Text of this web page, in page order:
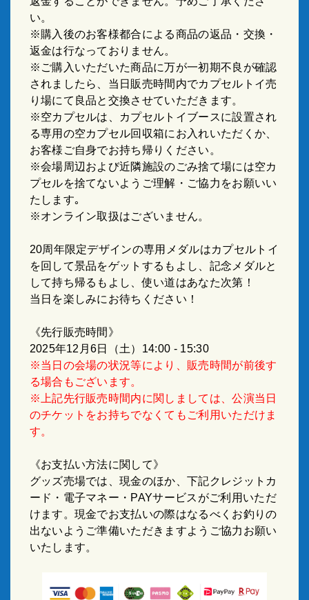
い。
※購入後のお客様都合による商品の返品・交換・
返金は行なっておりません。
※ご購入いただいた商品に万が一初期不良が確認
されましたら、当日販売時間内でカプセルトイ売
り場にて良品と交換させていただきます。
※空カプセルは、カプセルトイブースに設置され
る専用の空カプセル回収箱にお入れいただくか、
お客様ご自身でお持ち帰りください。
※会場周辺および近隣施設のごみ捨て場には空カ
プセルを捨てないようご理解・ご協力をお願いい
たします｡
※オンライン取扱はございません。
20周年限定デザインの専用メダルはカプセルトイ
を回して景品をゲットするもよし、記念メダルと
して持ち帰るもよし、使い道はあなた次第！
当日を楽しみにお待ちください！
《先行販売時間》
2025年12月6日（土）14:00 - 15:30
※当日の会場の状況等により、販売時間が前後す
る場合もございます。
※上記先行販売時間内に関しましては、公演当日
のチケットをお持ちでなくてもご利用いただけま
す。
《お支払い方法に関して》
グッズ売場では、現金のほか、下記クレジットカ
ード・電子マネー・PAYサービスがご利用いただ
けます。現金でお支払いの際はなるべくお釣りの
出ないようご準備いただきますようご協力お願い
いたします。